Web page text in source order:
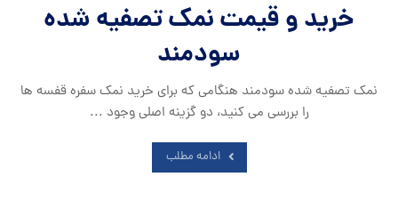
خرید و قیمت نمک تصفیه شده
سودمند
نمک تصفیه شده سودمند هنگامی که برای خرید نمک سفره قفسه ها
را بررسی می کنید، دو گزینه اصلی وجود ...
ادامه مطلب